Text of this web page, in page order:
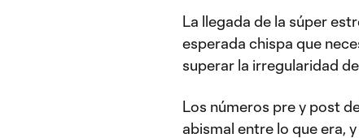
La llegada de la súper
esperada chispa que
superar la irregularidad
Los números pre y post
abismal entre lo que era,